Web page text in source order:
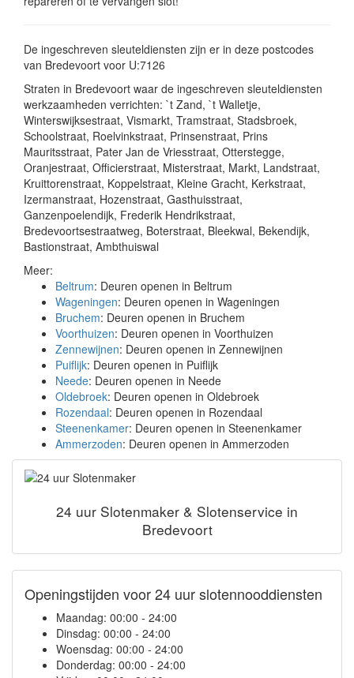
De ingeschreven sleuteldiensten zijn er in deze postcodes
van Bredevoort voor U:7126
Straten in Bredevoort waar de ingeschreven sleuteldiensten
werkzaamheden verrichten: `t Zand, `t Walletje,
Winterswijksestraat, Vismarkt, Tramstraat, Stadsbroek,
Schoolstraat, Roelvinkstraat, Prinsenstraat, Prins
Mauritsstraat, Pater Jan de Vriesstraat, Otterstegge,
Oranjestraat, Officierstraat, Misterstraat, Markt, Landstraat,
Kruittorenstraat, Koppelstraat, Kleine Gracht, Kerkstraat,
Izermanstraat, Hozenstraat, Gasthuisstraat,
Ganzenpoelendijk, Frederik Hendrikstraat,
Bredevoortsestraatweg, Boterstraat, Bleekwal, Bekendijk,
Bastionstraat, Ambthuiswal
Meer:
Beltrum: Deuren openen in Beltrum
Wageningen: Deuren openen in Wageningen
Bruchem: Deuren openen in Bruchem
Voorthuizen: Deuren openen in Voorthuizen
Zennewijnen: Deuren openen in Zennewijnen
Puiflijk: Deuren openen in Puiflijk
Neede: Deuren openen in Neede
Oldebroek: Deuren openen in Oldebroek
Rozendaal: Deuren openen in Rozendaal
Steenenkamer: Deuren openen in Steenenkamer
Ammerzoden: Deuren openen in Ammerzoden
24 uur Slotenmaker & Slotenservice in
Bredevoort
Openingstijden voor 24 uur slotennooddiensten
Maandag: 00:00 - 24:00
Dinsdag: 00:00 - 24:00
Woensdag: 00:00 - 24:00
Donderdag: 00:00 - 24:00